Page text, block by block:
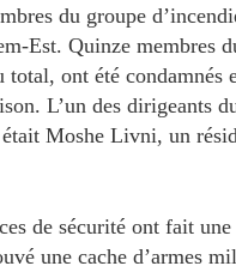
du groupe
Est. Quinze membres
total, ont été condamnés
L’un des dirigeants
Moshe Livni, un
de sécurité ont fait une
une cache d’armes